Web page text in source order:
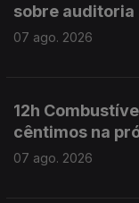
sobre auditoria
07 ago. 2026
12h
cêntimos na
07 ago. 2026